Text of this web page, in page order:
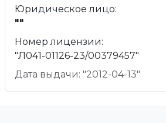
Юридическое лицо:
""
Номер лицензии:
"Л041-01126-23/00379457"
Дата выдачи: "2012-04-13"